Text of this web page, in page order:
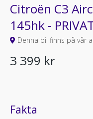
Citroën C3
145hk -
Denna bil finns på vår
3 399 kr
Fakta